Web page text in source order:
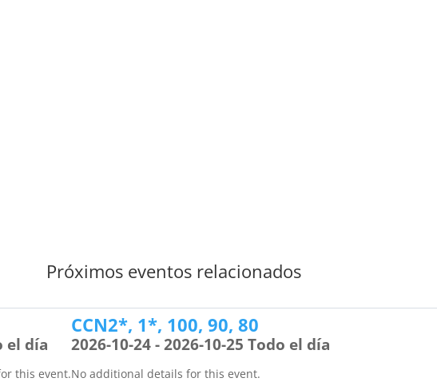
Próximos eventos relacionados
el día
this event.
CCN2*, 1*, 100, 90, 80
2026-10-24 - 2026-10-25 Todo el día
No additional details for this event.